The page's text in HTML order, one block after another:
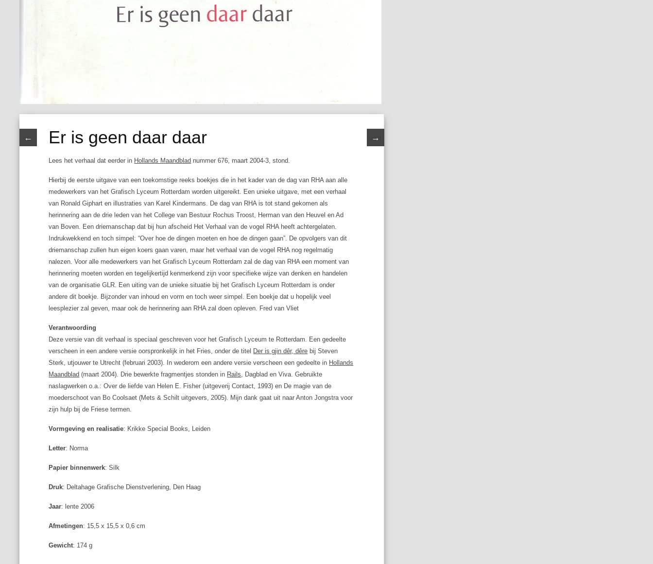
← →
Er is geen daar daar
Lees het verhaal dat eerder in Hollands Maandblad nummer 676, maart 2004-3, stond.
Hierbij de eerste uitgave van een toekomstige reeks boekjes die in het kader van de dag van RHA aan alle
medewerkers van het Grafisch Lyceum Rotterdam worden uitgereikt. Een unieke uitgave, met een verhaal
van Ronald Giphart en illustraties van Karel Kindermans. De dag van RHA is tot stand gekomen als
herinnering aan de drie leden van het College van Bestuur Rochus Troost, Herman van den Heuvel en Ad
van Boven. Een driemanschap dat bij hun afscheid Het Verhaal van de vogel RHA heeft achtergelaten.
Indrukwekkend en toch simpel: “Over hoe de dingen moeten en hoe de dingen gaan”. De opvolgers van dit
driemanschap zullen hun eigen koers gaan varen, maar het verhaal van de vogel RHA nog regelmatig
nalezen. Voor alle medewerkers van het Grafisch Lyceum Rotterdam zal de dag van RHA een moment van
herinnering moeten worden en tegelijkertijd kenmerkend zijn voor specifieke wijze van denken en handelen
van de organisatie GLR. Een uiting van de unieke situatie bij het Grafisch Lyceum Rotterdam is onder
andere dit boekje. Bijzonder van inhoud en vorm en toch weer simpel. Een boekje dat u hopelijk veel
leesplezier zal geven, maar ook de herinnering aan RHA zal doen opleven. Fred van Vliet
Verantwoording
Deze versie van dit verhaal is speciaal geschreven voor het Grafisch Lyceum te Rotterdam. Een gedeelte
verscheen in een andere versie oorspronkelijk in het Fries, onder de titel Der is gjin dêr, dêre bij Steven
Sterk, utjouwer te Utrecht (februari 2003). In wederom een andere versie verscheen een gedeelte in Hollands
Maandblad (maart 2004). Drie bewerkte fragmentjes stonden in Rails, Dagblad en Viva. Gebruikte
naslagwerken o.a.: Over de liefde van Helen E. Fisher (uitgeverij Contact, 1993) en De magie van de
moederschoot van Bo Coolsaet (Mets & Schilt uitgevers, 2005). Mijn dank gaat uit naar Anton Jongstra voor
zijn hulp bij de Friese termen.
Vormgeving en realisatie: Krikke Special Books, Leiden
Letter: Norma
Papier binnenwerk: Silk
Druk: Deltahage Grafische Dienstverlening, Den Haag
Jaar: lente 2006
Afmetingen: 15,5 x 15,5 x 0,6 cm
Gewicht: 174 g